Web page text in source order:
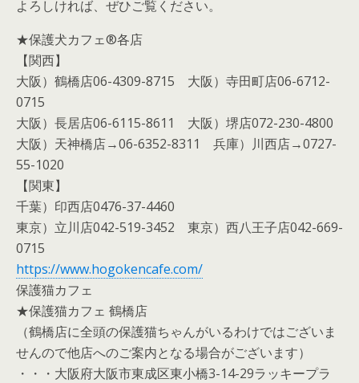
よろしければ、ぜひご覧ください。
★保護犬カフェ®各店
【関西】
大阪）鶴橋店06-4309-8715 大阪）寺田町店06-6712-
0715
大阪）長居店06-6115-8611 大阪）堺店072-230-4800
大阪）天神橋店→06-6352-8311 兵庫）川西店→0727-
55-1020
【関東】
千葉）印西店0476-37-4460
東京）立川店042-519-3452 東京）西八王子店042-669-
0715
https://www.hogokencafe.com/
保護猫カフェ
★保護猫カフェ 鶴橋店
（鶴橋店に全頭の保護猫ちゃんがいるわけではございま
せんので他店へのご案内となる場合がございます）
・・・大阪府大阪市東成区東小橋3-14-29ラッキープラ